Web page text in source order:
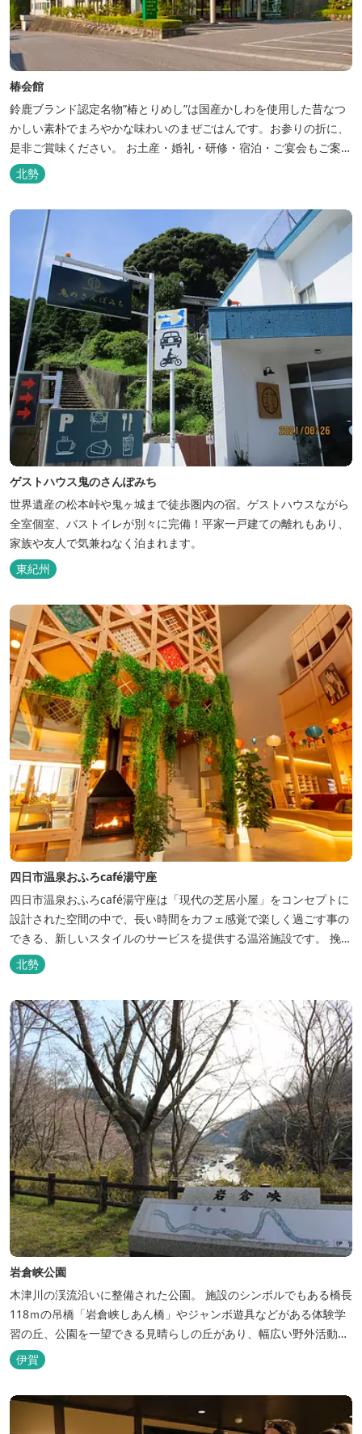
椿会館
鈴鹿ブランド認定名物”椿とりめし”は国産かしわを使用した昔なつ
かしい素朴でまろやかな味わいのまぜごはんです。お参りの折に、
是非ご賞味ください。 お土産・婚礼・研修・宿泊・ご宴会もご案内
しております。
北勢
ゲストハウス鬼のさんぽみち
世界遺産の松本峠や鬼ヶ城まで徒歩圏内の宿。ゲストハウスながら
全室個室、バストイレが別々に完備！平家一戸建ての離れもあり、
家族や友人で気兼ねなく泊まれます。
東紀州
四日市温泉おふろcafé湯守座
四日市温泉おふろcafé湯守座は「現代の芝居小屋」をコンセプトに
設計された空間の中で、長い時間をカフェ感覚で楽しく過ごす事の
できる、新しいスタイルのサービスを提供する温浴施設です。 挽き
たてコーヒーやコミック、雑誌、マッサージチェア、Wi-Fiを無料
でご利用いただけます。
北勢
岩倉峡公園
木津川の渓流沿いに整備された公園。 施設のシンボルでもある橋長
118ｍの吊橋「岩倉峡しあん橋」やジャンボ遊具などがある体験学
習の丘、公園を一望できる見晴らしの丘があり、幅広い野外活動に
利用できるキャンプ場も併設されています。 川沿いには島ヶ原温泉
やぶっちゃに至る「川辺の道」があり、旧岩倉水力発電所跡の水路
遺構を見ることができたり、春は桜、秋は紅葉の名所として楽しめ
る憩いの場となっています。
伊賀